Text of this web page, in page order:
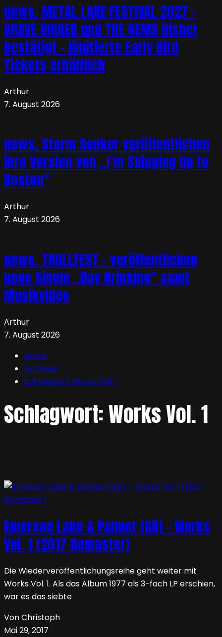
news. METAL LAKE FESTIVAL 2027 –
GRAVE DIGGER und THE GEMS bisher
bestätigt – limitierte Early Bird
Tickets erhältlich
Arthur
7. August 2026
news. Storm Seeker veröffentlichen
ihre Version von „I’m Shipping Up to
Boston“
Arthur
7. August 2026
news. TROLLFEST – veröffentlichen
neue Single „Day Drinking“ samt
Musikvideo
Arthur
7. August 2026
Home
Archives
Schlagwort: Works Vol. 1
Schlagwort:Works Vol. 1
Emerson Lake & Palmer (GB) – Works
Vol. 1 (2017 Remaster)
Die Wiederveröffentlichungsreihe geht weiter mit
Works Vol. 1. Als das Album 1977 als 3-fach LP erschien,
war es das siebte
Von Christoph
Mai 29, 2017